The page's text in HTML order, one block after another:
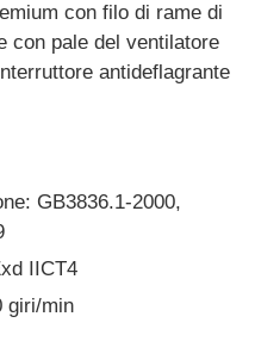
con filo di rame di
con pale del ventilatore
antideflagrante
GB3836.1-2000,
IICT4
giri/min